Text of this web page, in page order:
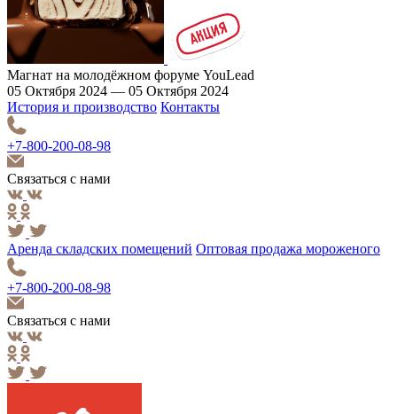
Магнат на молодёжном форуме YouLead
05 Октября 2024 — 05 Октября 2024
История и производство Контакты
+7-800-200-08-98
Связаться с нами
Аренда складских помещений Оптовая продажа мороженого
+7-800-200-08-98
Связаться с нами